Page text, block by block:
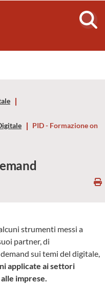
PID - Formazione on
strumenti messi a
partner, di
sui temi del digitale,
applicate ai settori
imprese.